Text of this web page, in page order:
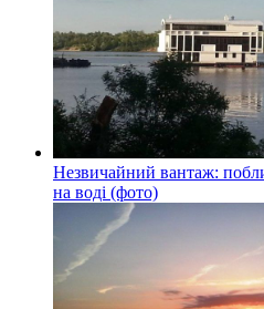
Незвичайний вантаж:
на воді (фото)